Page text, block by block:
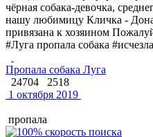
чёрная собака-девочка,
нашу любимицу Кличка -
привязана к хозяином
#Луга пропала собака
Пропала собака Луга
24704
2518
1 октября 2019
пропала